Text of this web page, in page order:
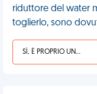
riduttore del water
toglierlo, sono
SÌ, È PROPRIO UNA VDM!